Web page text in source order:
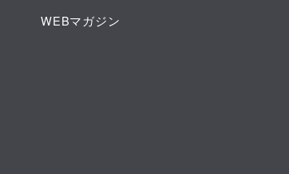
WEBマガジン